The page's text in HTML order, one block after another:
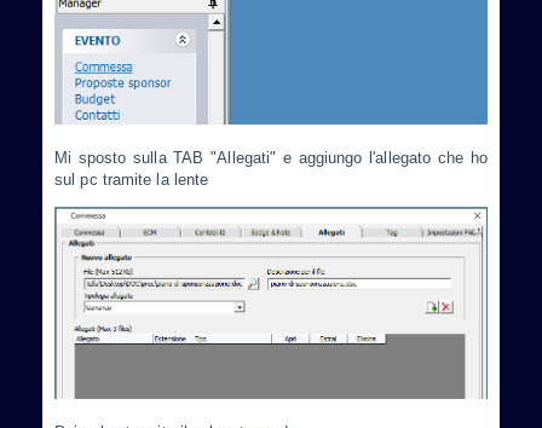
Mi sposto sulla TAB "Allegati" e aggiungo l'allegato che ho
sul pc tramite la lente